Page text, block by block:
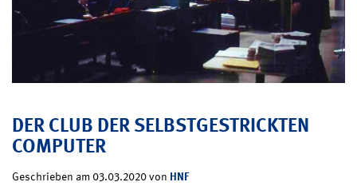
DER CLUB DER SELBSTGESTRICKTEN
COMPUTER
Geschrieben am 03.03.2020 von HNF